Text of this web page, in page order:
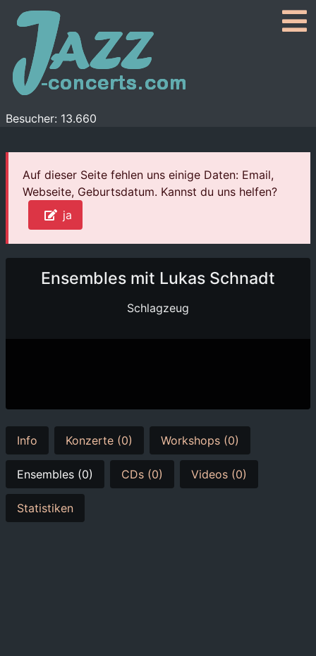
Besucher: 13.660
Auf dieser Seite fehlen uns einige Daten: Email,
Webseite, Geburtsdatum. Kannst du uns helfen?
ja
Ensembles mit Lukas Schnadt
Schlagzeug
Info Konzerte (0) Workshops (0)
Ensembles (0) CDs (0) Videos (0)
Statistiken